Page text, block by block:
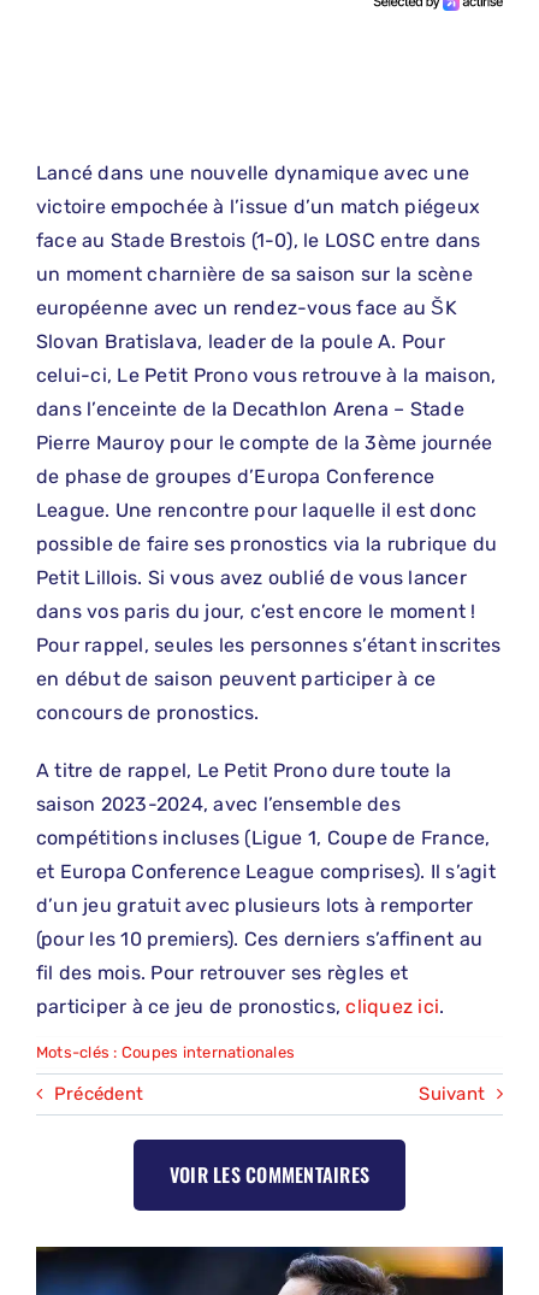
Lancé dans une nouvelle dynamique avec une
victoire empochée à l’issue d’un match piégeux
face au Stade Brestois (1-0), le LOSC entre dans
un moment charnière de sa saison sur la scène
européenne avec un rendez-vous face au ŠK
Slovan Bratislava, leader de la poule A. Pour
celui-ci, Le Petit Prono vous retrouve à la maison,
dans l’enceinte de la Decathlon Arena – Stade
Pierre Mauroy pour le compte de la 3ème journée
de phase de groupes d’Europa Conference
League. Une rencontre pour laquelle il est donc
possible de faire ses pronostics via la rubrique du
Petit Lillois. Si vous avez oublié de vous lancer
dans vos paris du jour, c’est encore le moment !
Pour rappel, seules les personnes s’étant inscrites
en début de saison peuvent participer à ce
concours de pronostics.
A titre de rappel, Le Petit Prono dure toute la
saison 2023-2024, avec l’ensemble des
compétitions incluses (Ligue 1, Coupe de France,
et Europa Conference League comprises). Il s’agit
d’un jeu gratuit avec plusieurs lots à remporter
(pour les 10 premiers). Ces derniers s’affinent au
fil des mois. Pour retrouver ses règles et
participer à ce jeu de pronostics,cliquez ici.
Mots-clés : Coupes internationales
Précédent Suivant
VOIR LES COMMENTAIRES